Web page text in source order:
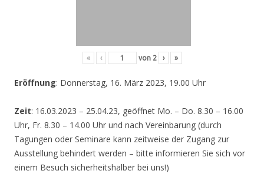
« ‹ von 2 › »
Eröffnung: Donnerstag, 16. März 2023, 19.00 Uhr
Zeit: 16.03.2023 – 25.04.23, geöffnet Mo. – Do. 8.30 – 16.00
Uhr, Fr. 8.30 – 14.00 Uhr und nach Vereinbarung (durch
Tagungen oder Seminare kann zeitweise der Zugang zur
Ausstellung behindert werden – bitte informieren Sie sich vor
einem Besuch sicherheitshalber bei uns!)